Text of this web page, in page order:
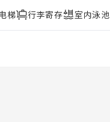
客房送餐服务，是
择。为了确保您获
松，客房采用了温
住宿了解浴室设
满意度的重要性，
梯 行李寄存 室内泳池